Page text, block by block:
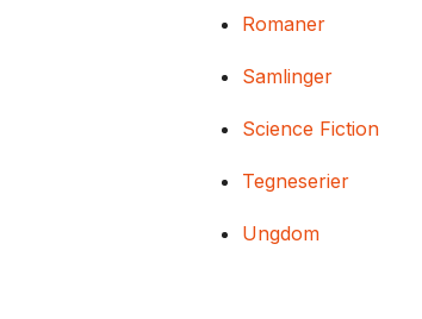
Romaner
Samlinger
Science Fiction
Tegneserier
Ungdom